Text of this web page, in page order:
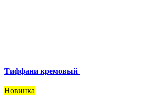
Тиффани кремовый
Новинка